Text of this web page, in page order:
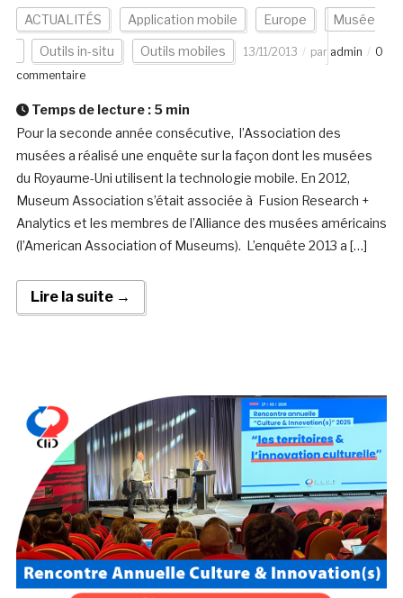
ACTUALITÉS Application mobile Europe Musée
Outils in-situ Outils mobiles 13/11/2013 par admin
0
commentaire
Temps de lecture : 5 min
Pour la seconde année consécutive, l’Association des
musées a réalisé une enquête sur la façon dont les musées
du Royaume-Uni utilisent la technologie mobile. En 2012,
Museum Association s’était associée à Fusion Research +
Analytics et les membres de l’Alliance des musées américains
(l’American Association of Museums). L’enquête 2013 a […]
Lire la suite →